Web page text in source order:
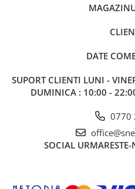
DATE
SUPORT CLIENTI LUNI -
DUMINICA : 10:00 -
0770
SOCIAL